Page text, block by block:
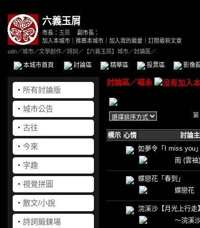
六義玉屑
市長： 玉屑
副市長：
加入本城市
推薦本城市 加入我的最愛
訂閱最新文章
udn／城市／文學創作／詩詞 ／ 【六義玉屑】城市／討論區／
本城市首頁 討論區 精華區 投票區 影像
‧ 所有討論版
‧ 城市公告
‧ 古往
‧ 今來
‧ 字趣
‧ 視覺拼圖
‧ 散文/小說
‧ 詩詞鍛鍊場
討論區／喵永
第
標示 心情 討論
如夢令「I miss you」
雨 (雲袖)
蝶戀花「春到」
蝶戀
浣溪沙【月光上行走】
～浣溪